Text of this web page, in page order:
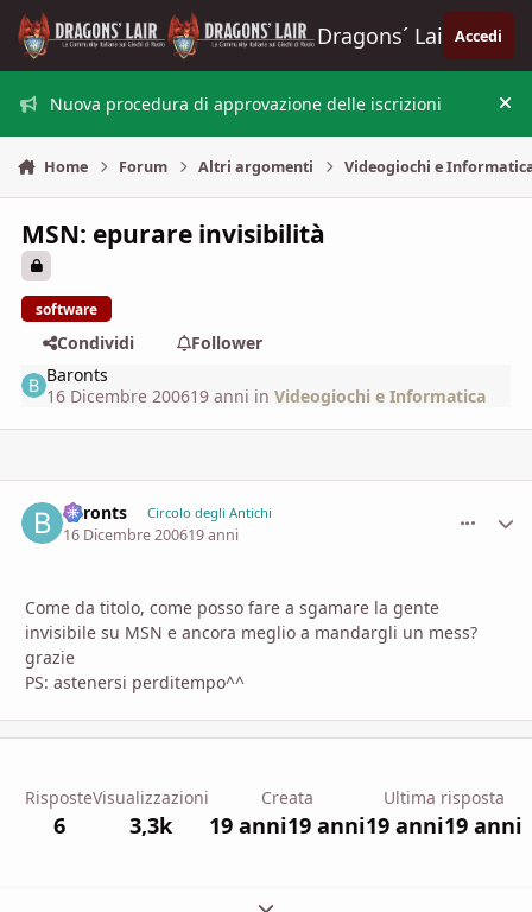
Vai al contenuto
Dragons´ Lair Accedi
Nuova procedura di approvazione delle iscrizioni
Home Forum Altri argomenti Videogiochi e
MSN: epurare invisibilità
software
Condividi
Follower
Baronts
16 Dicembre 200619 anni inVideogiochi e Informatica
Baronts Circolo degli Antichi
16 Dicembre 200619 anni
Come da titolo, come posso fare a sgamare la gente
invisibile su MSN e ancora meglio a mandargli un mess?
grazie
PS: astenersi perditempo^^
Risposte
6
Visualizzazioni
3,3k
Creata
19 anni19 anni
Ultima risposta
19 anni19 anni
Espandi panoramica del topic